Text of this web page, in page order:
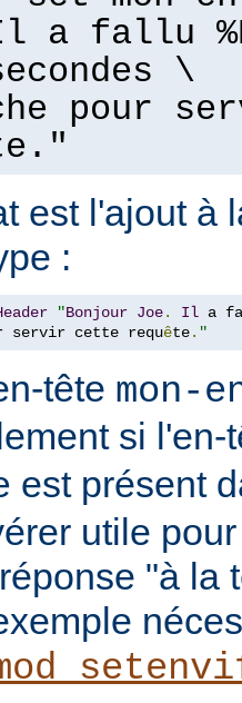
a fallu
\
pour
est l'ajout à
:
"Bonjour Joe. Il a
servir cette requ
ête. "
tête mon-
si
est présent
utile
"à la